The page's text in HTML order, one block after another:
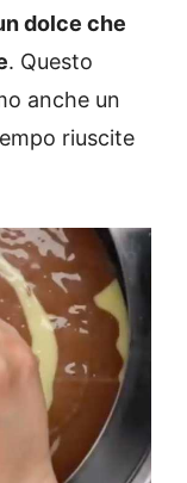
dolce che
. Questo
anche un
riuscite